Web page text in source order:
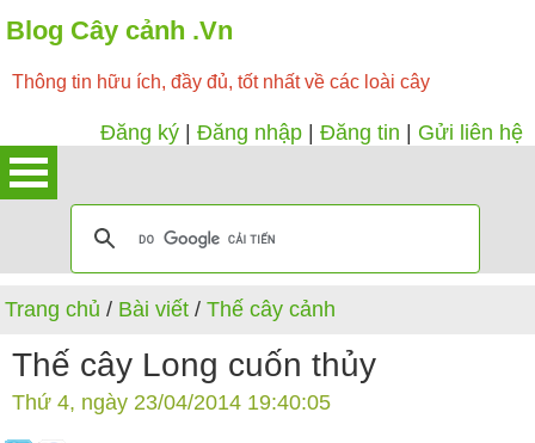
Blog Cây cảnh .Vn
Thông tin hữu ích, đầy đủ, tốt nhất về các loài cây
Đăng ký Đăng nhập Đăng tin Gửi liên hệ
Trang chủ / Bài viết /Thế cây cảnh
Thế cây Long cuốn thủy
Thứ 4, ngày 23/04/2014 19:40:05